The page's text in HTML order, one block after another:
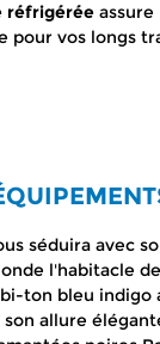
réfrigérée assure
pour vos longs
séduira avec
l'habitacle
ton bleu indigo
allure